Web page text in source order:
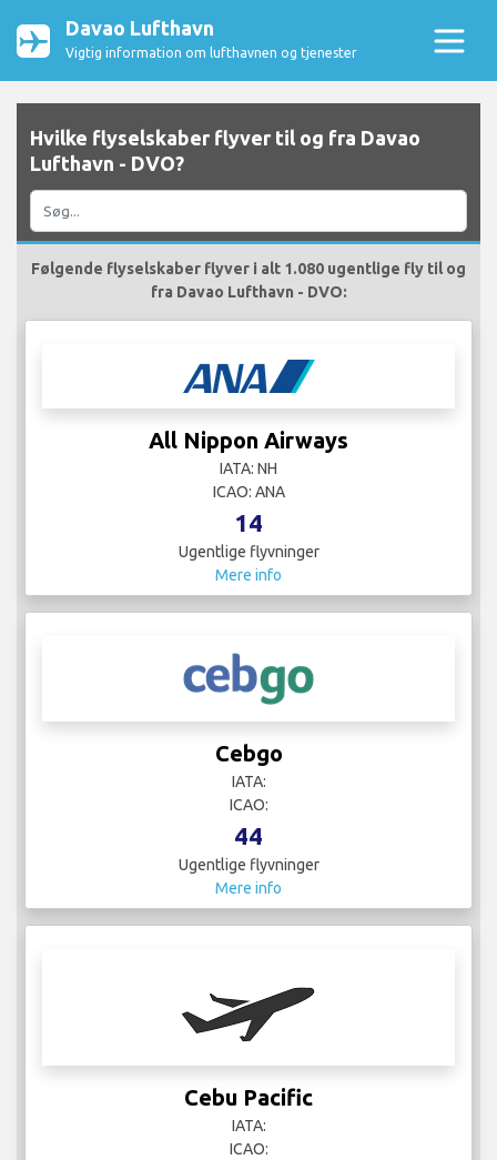
Davao Lufthavn
Vigtig information om lufthavnen og tjenester
Hvilke flyselskaber flyver til og fra Davao
Lufthavn - DVO?
Følgende flyselskaber flyver i alt 1.080 ugentlige fly til og
fra Davao Lufthavn - DVO:
All Nippon Airways
IATA: NH
ICAO: ANA
14
Ugentlige flyvninger
Mere info
Cebgo
IATA:
ICAO:
44
Ugentlige flyvninger
Mere info
Cebu Pacific
IATA:
ICAO: